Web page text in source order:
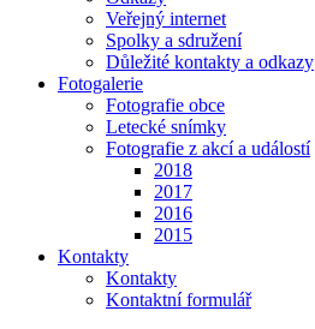
Veřejný internet
Spolky a sdružení
Důležité kontakty a odkazy
Fotogalerie
Fotografie obce
Letecké snímky
Fotografie z akcí a událostí
2018
2017
2016
2015
Kontakty
Kontakty
Kontaktní formulář